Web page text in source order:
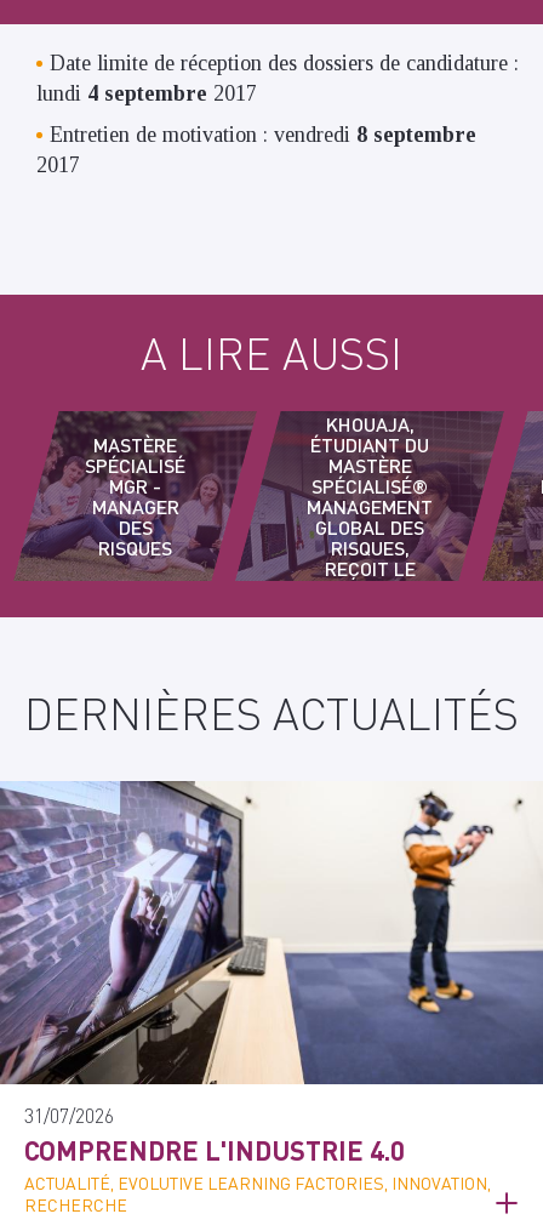
Date limite de réception des dossiers de candidature :
lundi 4 septembre 2017
Entretien de motivation : vendredi 8 septembre
2017
A LIRE AUSSI
MASTÈRE
SPÉCIALISÉ
MGR -
MANAGER
DES
RISQUES
KHOUAJA,
ÉTUDIANT DU
MASTÈRE
SPÉCIALISÉ®
MANAGEMENT
GLOBAL DES
RISQUES,
REÇOIT LE
PRIX AINF
DERNIÈRES ACTUALITÉS
31/07/2026
COMPRENDRE L'INDUSTRIE 4.0
ACTUALITÉ, EVOLUTIVE LEARNING FACTORIES, INNOVATION,
RECHERCHE